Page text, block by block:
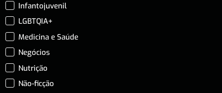
Infantojuvenil
LGBTQIA+
Medicina e Saúde
Negócios
Nutrição
Não-ficção